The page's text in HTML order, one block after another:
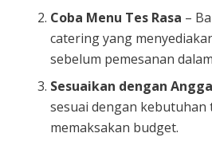
Coba Menu Tes Rasa –
catering yang
sebelum pemesanan
Sesuaikan dengan
sesuai dengan kebutuhan
memaksakan budget.